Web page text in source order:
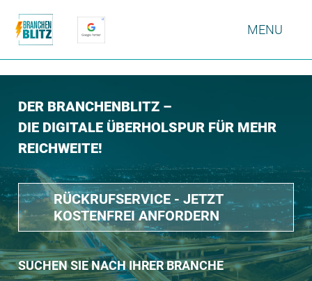
MENU
DER BRANCHENBLITZ –
DIE DIGITALE ÜBERHOLSPUR FÜR MEHR
REICHWEITE!
RÜCKRUFSERVICE - JETZT
KOSTENFREI ANFORDERN
SUCHEN SIE NACH IHRER BRANCHE